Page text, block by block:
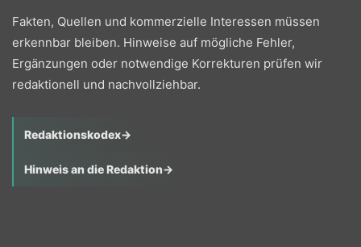
Fakten, Quellen und kommerzielle Interessen müssen
erkennbar bleiben. Hinweise auf mögliche Fehler,
Ergänzungen oder notwendige Korrekturen prüfen wir
redaktionell und nachvollziehbar.
Redaktionskodex→
Hinweis an die Redaktion→